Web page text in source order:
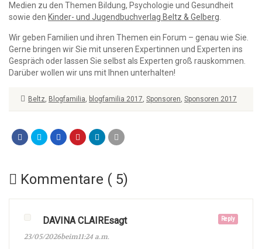
Medien zu den Themen Bildung, Psychologie und Gesundheit
sowie den Kinder- und Jugendbuchverlag Beltz & Gelberg
Wir geben Familien und ihren Themen ein Forum – genau wie Sie.
Gerne bringen wir Sie mit unseren Expertinnen und Experten ins
Gespräch oder lassen Sie selbst als Experten groß rauskommen.
Darüber wollen wir uns mit Ihnen unterhalten!
Beltz, Blogfamilia, blogfamilia 2017, Sponsoren, Sponsoren 2017
Kommentare ( 5)
Reply
DAVINA CLAIREsagt
23/05/2026beim11:24 a.m.